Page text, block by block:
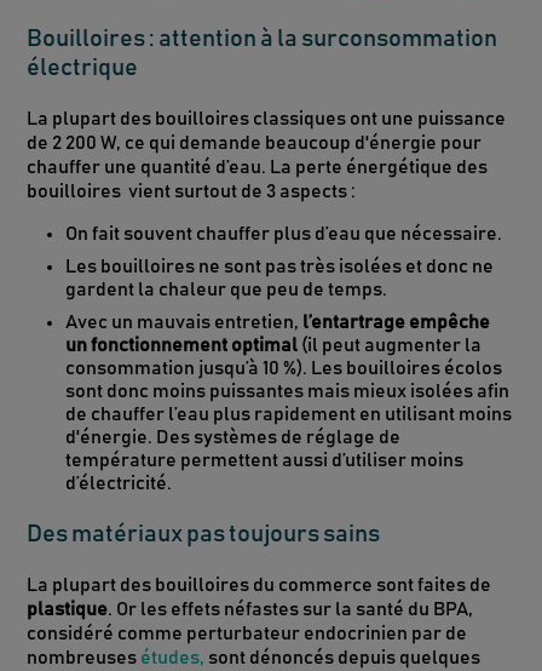
Bouilloires : attention à la surconsommation
électrique
La plupart des bouilloires classiques ont une puissance
de 2 200 W, ce qui demande beaucoup d'énergie pour
chauffer une quantité d’eau. La perte énergétique des
bouilloires vient surtout de 3 aspects :
On fait souvent chauffer plus d’eau que nécessaire.
Les bouilloires ne sont pas très isolées et donc ne
gardent la chaleur que peu de temps.
Avec un mauvais entretien, l’entartrage empêche
un fonctionnement optimal (il peut augmenter la
consommation jusqu’à 10 %). Les bouilloires écolos
sont donc moins puissantes mais mieux isolées afin
de chauffer l’eau plus rapidement en utilisant moins
d'énergie. Des systèmes de réglage de
température permettent aussi d’utiliser moins
d’électricité.
Des matériaux pas toujours sains
La plupart des bouilloires du commerce sont faites de
plastique. Or les effets néfastes sur la santé du BPA,
considéré comme perturbateur endocrinien par de
nombreuses études, sont dénoncés depuis quelques